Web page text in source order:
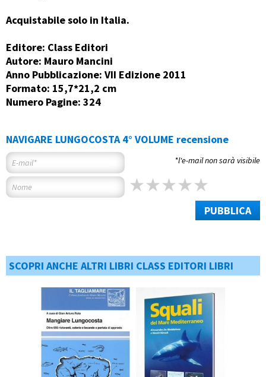
Acquistabile solo in Italia.
Editore: Class Editori
Autore: Mauro Mancini
Anno Pubblicazione: VII Edizione 2011
Formato: 15,7*21,2 cm
Numero Pagine: 324
NAVIGARE LUNGOCOSTA 4° VOLUME recensione
*l'e-mail non sarà visibile
PUBBLICA
SCOPRI ANCHE ALTRI LIBRI CLASS EDITORI LIBRI